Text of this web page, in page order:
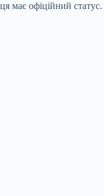
має офіційний статус.